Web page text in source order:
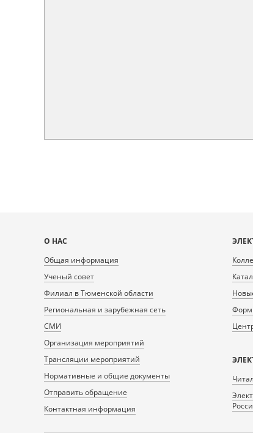
Карта
сайта
О НАС
Общая информация
Ученый совет
Филиал в Тюменской области
Региональная и зарубежная сеть
СМИ
Организация мероприятий
Трансляции мероприятий
Нормативные и общие документы
Отправить обращение
Контактная информация